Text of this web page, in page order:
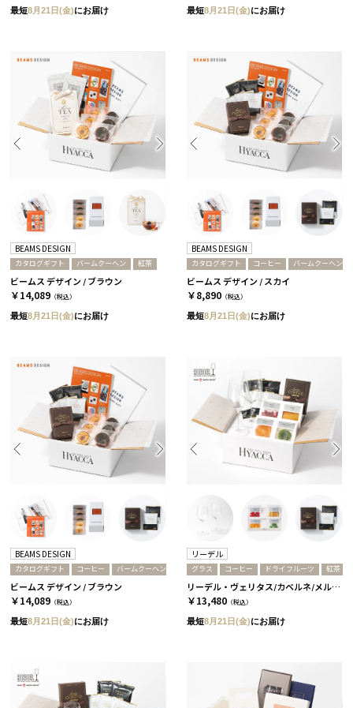
最短8月21日(金)にお届け 最短8月21日(金)にお届け
BEAMS DESIGN
カタログギフト バームクーヘン 紅茶
ビームス デザイン / ブラウン
￥14,089 （税込）
最短8月21日(金)にお届け
BEAMS DESIGN
カタログギフト コーヒー バームクーヘン
ビームス デザイン / スカイ
￥8,890 （税込）
最短8月21日(金)にお届け
BEAMS DESIGN
カタログギフト コーヒー バームクーヘン
ビームス デザイン / ブラウン
￥14,089 （税込）
最短8月21日(金)にお届け
リーデル
グラス コーヒー ドライフルーツ 紅茶
リーデル・ヴェリタス/カベルネ/メルロ 2個セット［リーデル］+ドライフルーツ+コーヒーor紅茶 紅茶
￥13,480 （税込）
最短8月21日(金)にお届け